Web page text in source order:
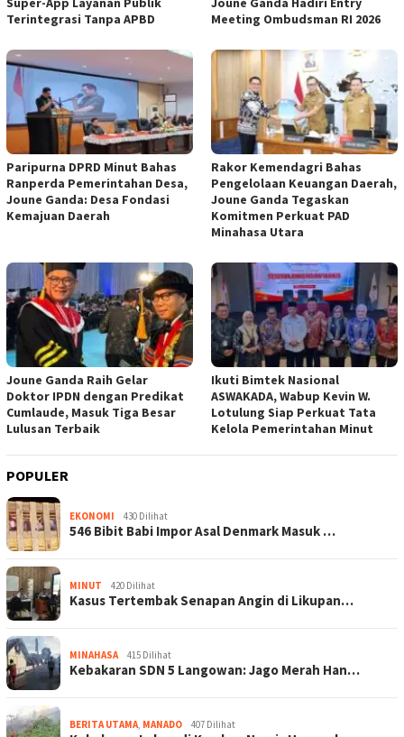
Terintegrasi Tanpa APBD
Meeting Ombudsman RI 2026
Paripurna DPRD Minut Bahas
Ranperda Pemerintahan Desa,
Joune Ganda: Desa Fondasi
Kemajuan Daerah
Rakor Kemendagri Bahas
Pengelolaan Keuangan Daerah,
Joune Ganda Tegaskan
Komitmen Perkuat PAD
Minahasa Utara
Joune Ganda Raih Gelar
Doktor IPDN dengan Predikat
Cumlaude, Masuk Tiga Besar
Lulusan Terbaik
Ikuti Bimtek Nasional
ASWAKADA, Wabup Kevin W.
Lotulung Siap Perkuat Tata
Kelola Pemerintahan Minut
POPULER
EKONOMI 430 Dilihat
546 Bibit Babi Impor Asal Denmark Masuk …
MINUT 420 Dilihat
Kasus Tertembak Senapan Angin di Likupan…
MINAHASA 415 Dilihat
Kebakaran SDN 5 Langowan: Jago Merah Han…
BERITA UTAMA, MANADO 407 Dilihat